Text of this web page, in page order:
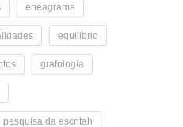
eneagrama
equilibrio
grafologia
pesquisa da escritah